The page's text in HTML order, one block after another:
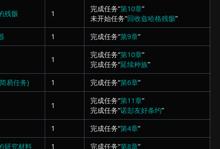
残骸 1
完成任务“第10章”
未开始任务“回收兹哈格残骸”
1 完成任务“第9章”
1
完成任务“第10章”
完成任务“延续种族”
易任务)
1 完成任务“第6章”
1
完成任务“第11章”
完成任务“诺彭友好条约”
1
完成任务“第4章”
研究材料
1 完成任务“第8章”